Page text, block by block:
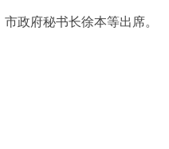
政府秘书长徐本等出席。